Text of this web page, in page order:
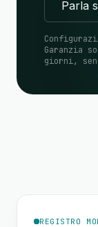
Parla
Garanzia
giorni,
REGISTRO